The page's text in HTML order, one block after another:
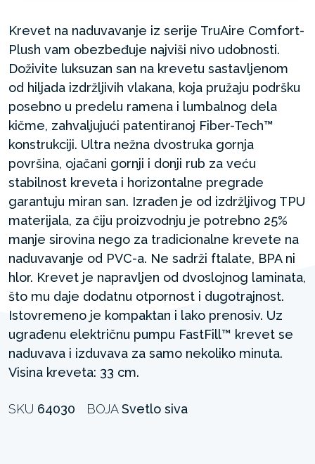
Krevet na naduvavanje iz serije TruAire Comfort-
Plush vam obezbeđuje najviši nivo udobnosti.
Doživite luksuzan san na krevetu sastavljenom
od hiljada izdržljivih vlakana, koja pružaju podršku
posebno u predelu ramena i lumbalnog dela
kičme, zahvaljujući patentiranoj Fiber-Tech™
konstrukciji. Ultra nežna dvostruka gornja
površina, ojačani gornji i donji rub za veću
stabilnost kreveta i horizontalne pregrade
garantuju miran san. Izrađen je od izdržljivog TPU
materijala, za čiju proizvodnju je potrebno 25%
manje sirovina nego za tradicionalne krevete na
naduvavanje od PVC-a. Ne sadrži ftalate, BPA ni
hlor. Krevet je napravljen od dvoslojnog laminata,
što mu daje dodatnu otpornost i dugotrajnost.
Istovremeno je kompaktan i lako prenosiv. Uz
ugrađenu električnu pumpu FastFill™ krevet se
naduvava i izduvava za samo nekoliko minuta.
Visina kreveta: 33 cm.
SKU 64030 BOJASvetlo siva